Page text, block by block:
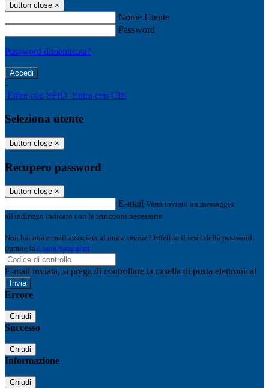
button close ×
Nome Utente
Password
Password dimenticata?
-
Entra con SPID Entra con CIE
Seleziona utente
button close ×
Recupero password
button close ×
E-mail Verrà inviato un messaggio
all'indirizzo indicato con le istruzioni necessarie.
Non hai una e-mail associata al nome utente? Effettua il reset della password
tramite la Login Spaggiari
E-mail inviata, si prega di controllare la casella di posta elettronica!
Errore
Chiudi
Successo
Chiudi
Informazione
Chiudi